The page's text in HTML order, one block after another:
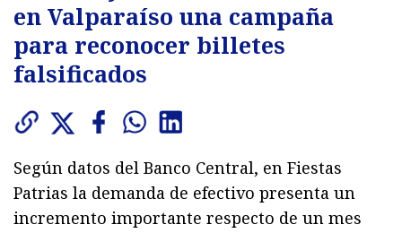
en Valparaíso una campaña
para reconocer billetes
falsificados
Según datos del Banco Central, en Fiestas
Patrias la demanda de efectivo presenta un
incremento importante respecto de un mes